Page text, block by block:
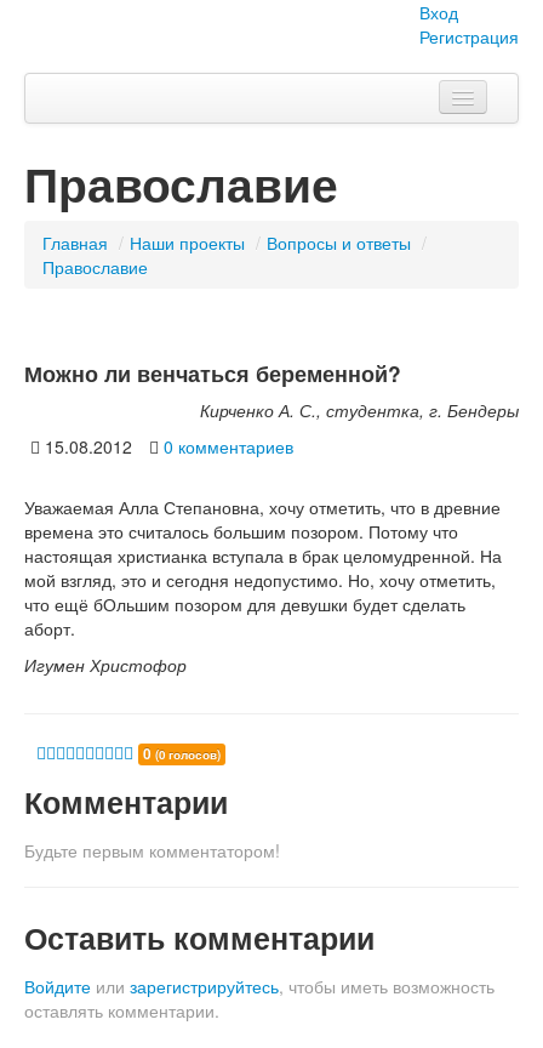
Вход
Регистрация
Тема номера
Объявления
Вопросы-ответы
Православие
Главная / Наши проекты / Вопросы и ответы /
Православие
Можно ли венчаться беременной?
Кирченко А. С., студентка, г. Бендеры
15.08.2012
0 комментариев
Уважаемая Алла Степановна, хочу отметить, что в древние
времена это считалось большим позором. Потому что
настоящая христианка вступала в брак целомудренной. На
мой взгляд, это и сегодня недопустимо. Но, хочу отметить,
что ещё бОльшим позором для девушки будет сделать
аборт.
Игумен Христофор
0 (0 голосов)
Комментарии
Будьте первым комментатором!
Оставить комментарии
Войдите или зарегистрируйтесь, чтобы иметь возможность
оставлять комментарии.